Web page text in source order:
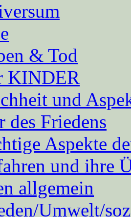
& Tod
KINDER
und
des Friedens
Aspekte
und ihre
allgemein
Umwelt/